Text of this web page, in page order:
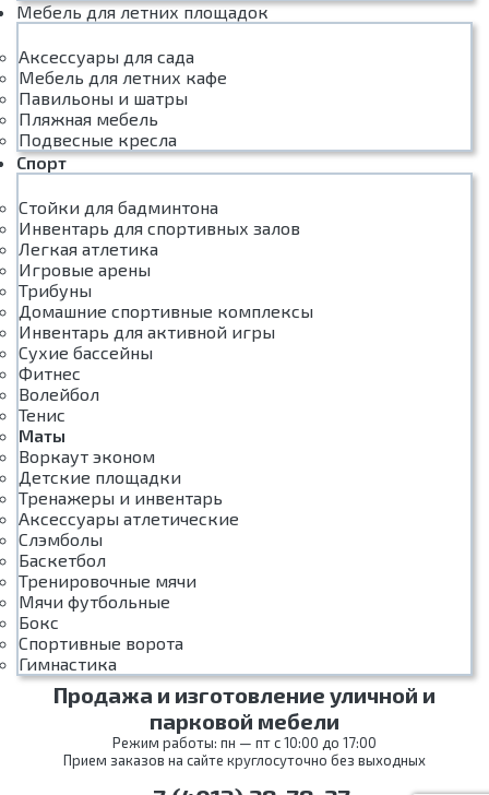
Мебель для летних площадок
Аксессуары для сада
Мебель для летних кафе
Павильоны и шатры
Пляжная мебель
Подвесные кресла
Спорт
Стойки для бадминтона
Инвентарь для спортивных залов
Легкая атлетика
Игровые арены
Трибуны
Домашние спортивные комплексы
Инвентарь для активной игры
Сухие бассейны
Фитнес
Волейбол
Тенис
Маты
Воркаут эконом
Детские площадки
Тренажеры и инвентарь
Аксессуары атлетические
Слэмболы
Баскетбол
Тренировочные мячи
Мячи футбольные
Бокс
Спортивные ворота
Гимнастика
Продажа и изготовление уличной и
парковой мебели
Режим работы: пн — пт с 10:00 до 17:00
Прием заказов на сайте круглосуточно без выходных